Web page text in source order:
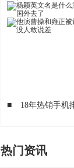
■ 18年热销手机排
热门资讯